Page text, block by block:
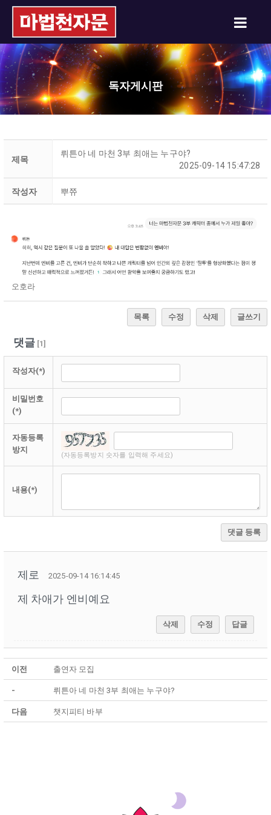
독자게시판
제목
뤼튼아 네 마천 3부 최애는 누구야?
2025-09-14 15:47:28
작성자 뿌쮸
오호라
목록 수정 삭제 글쓰기
댓글[1]
작성자(*)
비밀번호
(*)
자동등록
방지
(자동등록방지 숫자를 입력해 주세요)
내용(*)
댓글 등록
제로 2025-09-14 16:14:45
제 차애가 엔비예요
삭제 수정 답글
이전 출연자 모집
- 뤼튼아 네 마천 3부 최애는 누구야?
다음 챗지피티 바부